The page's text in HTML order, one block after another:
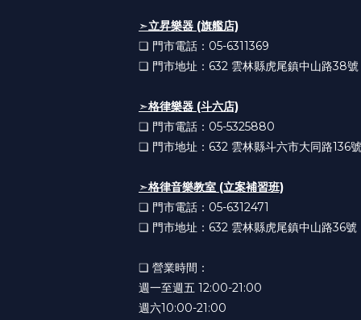
➣立昇樂器 (旗艦店)
❏ 門市電話：05-6311369
❏ 門市地址：632 雲林縣虎尾鎮中山路38號
➣格律樂器 (斗六店)
❏ 門市電話：05-5325880
❏ 門市地址：632 雲林縣斗六市大同路136號
➣格律音樂教室 (立案補習班)
❏ 門市電話：05-6312471
❏ 門市地址：632 雲林縣虎尾鎮中山路36號
❏ 營業時間：
週一至週五 12:00-21:00
週六10:00-21:00